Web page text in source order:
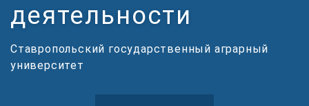
деятельности
Ставропольский государственный аграрный
университет